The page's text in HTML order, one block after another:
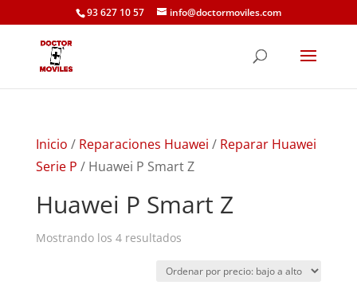
93 627 10 57 info@doctormoviles.com
Inicio / Reparaciones Huawei / Reparar Huawei
Serie P / Huawei P Smart Z
Huawei P Smart Z
Mostrando los 4 resultadosOrdenado
precio: